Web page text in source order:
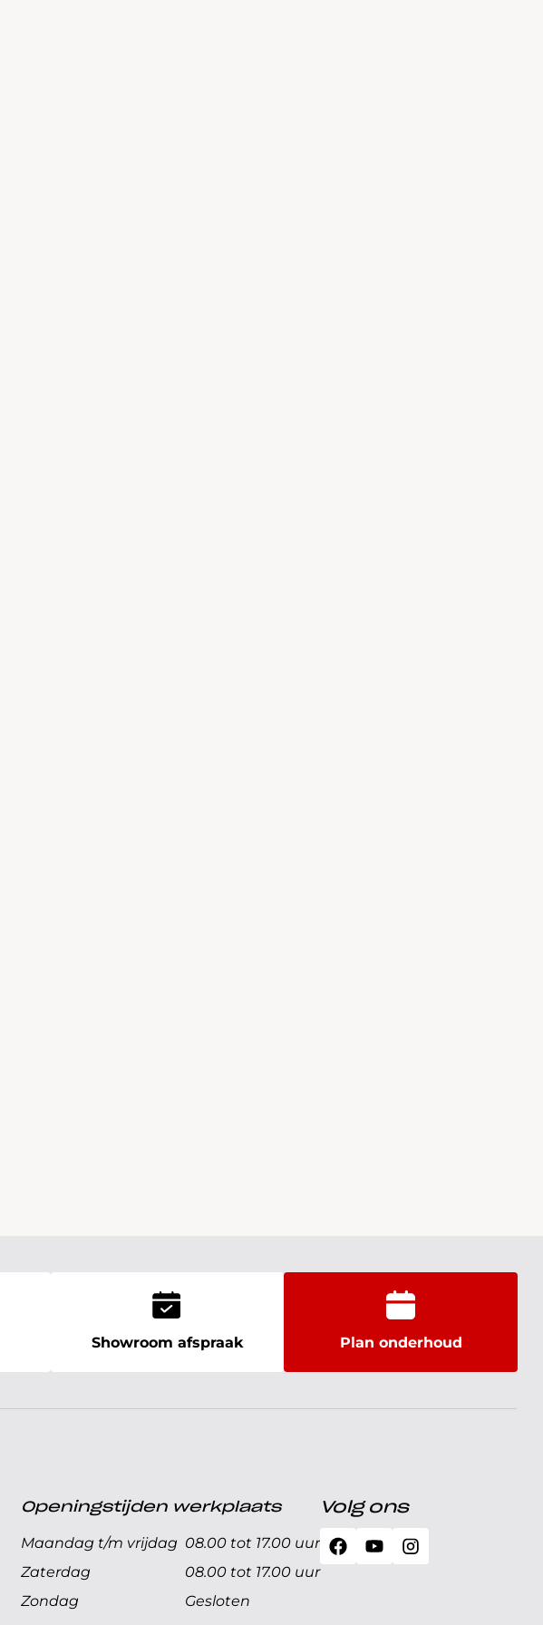
Showroom afspraak Plan onderhoud
Openingstijden werkplaats
Maandag t/m vrijdag 08.00 tot 17.00 uur
Zaterdag
08.00 tot 17.00 uur
Zondag
Gesloten
Volg ons